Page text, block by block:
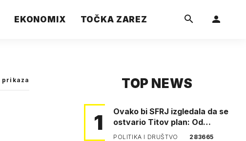
EKONOMIX TOČKA ZAREZ
prikaza TOP NEWS
1
Ovako bi SFRJ izgledala da se
ostvario Titov plan: Od
Klagenfurta do Istanbula!
POLITIKA I DRUŠTVO
283665